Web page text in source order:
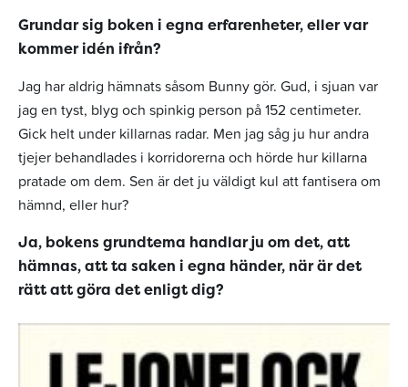
Grundar sig boken i egna erfarenheter, eller var
kommer idén ifrån?
Jag har aldrig hämnats såsom Bunny gör. Gud, i sjuan var
jag en tyst, blyg och spinkig person på 152 centimeter.
Gick helt under killarnas radar. Men jag såg ju hur andra
tjejer behandlades i korridorerna och hörde hur killarna
pratade om dem. Sen är det ju väldigt kul att fantisera om
hämnd, eller hur?
Ja, bokens grundtema handlar ju om det, att
hämnas, att ta saken i egna händer, när är det
rätt att göra det enligt dig?